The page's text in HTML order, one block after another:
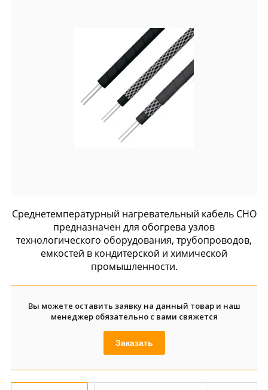
Среднетемпературный нагревательный кабель СНО
предназначен для обогрева узлов
технологического оборудования, трубопроводов,
емкостей в кондитерской и химической
промышленности.
Вы можете оставить заявку на данный товар и наш
менеджер обязательно с вами свяжется
Заказать